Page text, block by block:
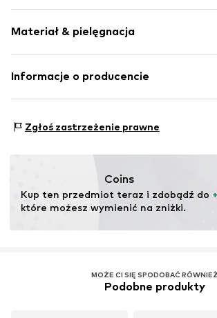
Z kapturem
Ściągacz
Nr artykułu NXTp0c6001000005
Krój: Normalny krój
Materiał & pielęgnacja
Materiał: 95% Bawełna, 5% Wiskoza
Informacje o producencie
81379 München
Zgłoś zastrzeżenie prawne
Coins
Kup ten przedmiot teraz i zdobądź do
które możesz wymienić na zniżki.
MOŻE CI SIĘ SPODOBAĆ RÓWNIEŻ
Podobne produkty